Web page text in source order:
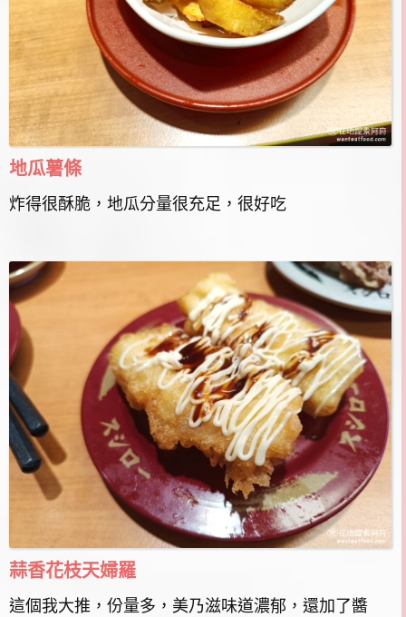
地瓜薯條
炸得很酥脆，地瓜分量很充足，很好吃
蒜香花枝天婦羅
這個我大推，份量多，美乃滋味道濃郁，還加了醬